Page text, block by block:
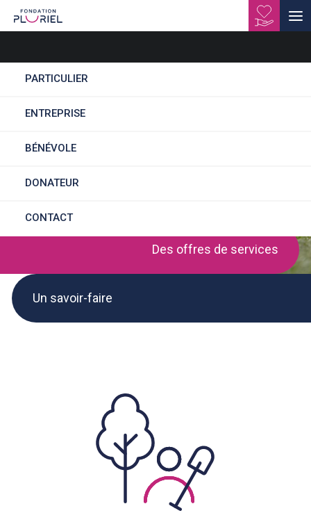
PARTICULIER
ENTREPRISE
BÉNÉVOLE
DONATEUR
CONTACT
EA Services Site de
Besançon - Espaces
Des offres de services
Un savoir-faire